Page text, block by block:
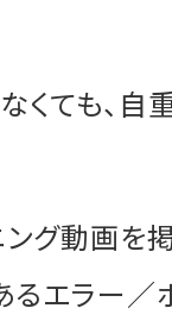
くても、自
グ動画を
るエラー／